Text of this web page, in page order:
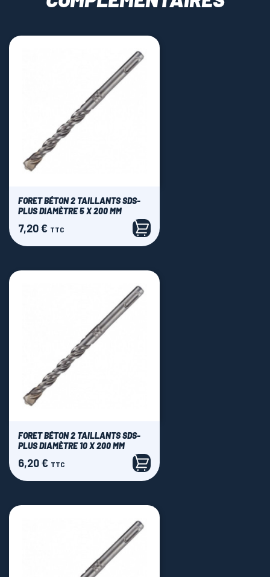
FORET BÉTON 2 TAILLANTS SDS-
PLUS DIAMÈTRE 5 X 200 MM
Prix
7,20 € TTC
FORET BÉTON 2 TAILLANTS SDS-
PLUS DIAMÈTRE 10 X 200 MM
Prix
6,20 € TTC